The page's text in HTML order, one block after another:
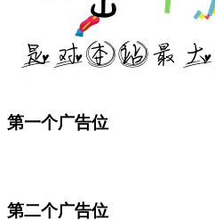
第一个广告位
第二个广告位